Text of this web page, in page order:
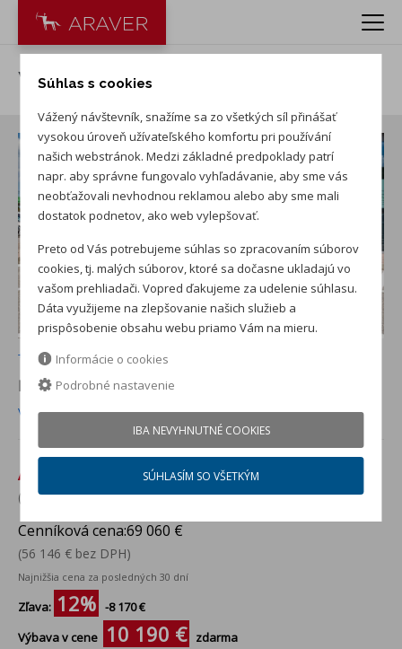
VW ID.7 Tourer Pro S Limited
+ ďalších 20
PREDVÁDZACIE AUTOv ARAVER Trenčín - Opatová
Viac info
Akciová cena: 60 890 €
(49 504 € bez DPH)
Cenníková cena:69 060 €
(56 146 € bez DPH)
Najnižšia cena za posledných 30 dní
Zľava: 12% -8 170 €
Výbava v cene
10 190 € zdarma
Súhlas s cookies
Vážený návštevník, snažíme sa zo všetkých síl přinášať
vysokou úroveň užívateľského komfortu pri používání
našich webstránok. Medzi základné predpoklady patrí
napr. aby správne fungovalo vyhľadávanie, aby sme vás
neobťažovali nevhodnou reklamou alebo aby sme mali
dostatok podnetov, ako web vylepšovať.
Preto od Vás potrebujeme súhlas so zpracovaním súborov
cookies, tj. malých súborov, ktoré sa dočasne ukladajú vo
vašom prehliadači. Vopred ďakujeme za udelenie súhlasu.
Dáta využijeme na zlepšovanie našich služieb a
prispôsobenie obsahu webu priamo Vám na mieru.
Informácie o cookies
Podrobné nastavenie
IBA NEVYHNUTNÉ COOKIES
SÚHLASÍM SO VŠETKÝM